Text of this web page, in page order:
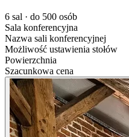
6 sal · do 500 osób
Sala konferencyjna
Nazwa sali konferencyjnej
Możliwość ustawienia stołów
Powierzchnia
Szacunkowa cena